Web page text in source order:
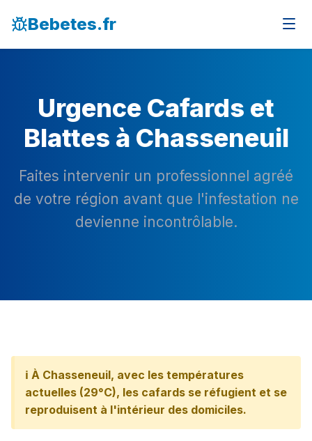
Bebetes.fr
Urgence Cafards et
Blattes à Chasseneuil
Faites intervenir un professionnel agréé
de votre région avant que l'infestation ne
devienne incontrôlable.
ℹ️ À Chasseneuil, avec les températures
actuelles (29°C), les cafards se réfugient et se
reproduisent à l'intérieur des domiciles.